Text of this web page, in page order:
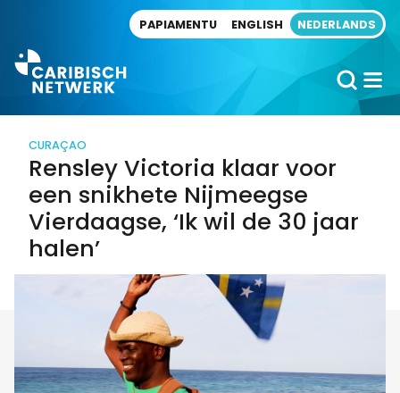
PAPIAMENTU ENGLISH NEDERLANDS
CURAÇAO
Rensley Victoria klaar voor
een snikhete Nijmeegse
Vierdaagse, ‘Ik wil de 30 jaar
halen’